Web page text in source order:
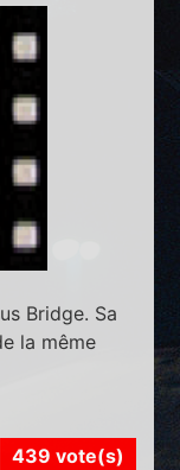
Bridge. Sa
la même
439 vote(s)